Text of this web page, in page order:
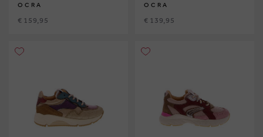
OCRA
€ 159,95
OCRA
€ 139,95